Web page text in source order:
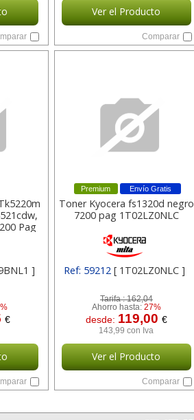
Ver el Producto
Comparar
Pag
]
€
Envío Gratis
Premium
Toner Kyocera fs1320d negro
7200 pag 1T02LZ0NLC
Ref: 59212[ 1T02LZ0NLC ]
Tarifa :162,04
Ahorro hasta: 27%
desde: 119,00 €
143,99 con Iva
Ver el Producto
Comparar